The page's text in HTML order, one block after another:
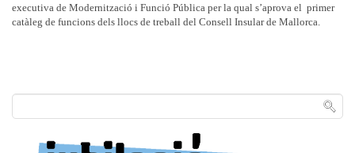
executiva de Modernització i Funció Pública per la qual s’aprova el primer
catàleg de funcions dels llocs de treball del Consell Insular de Mallorca.